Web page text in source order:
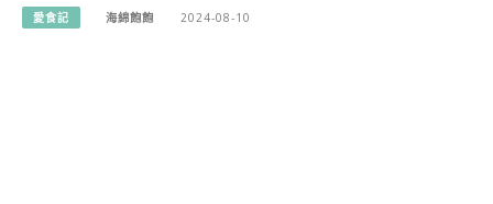
愛食記 海綿飽飽 2024-08-10